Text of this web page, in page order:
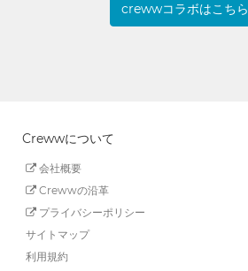
crewwコラボはこちら
Crewwについて
会社概要
Crewwの沿革
プライバシーポリシー
サイトマップ
利用規約